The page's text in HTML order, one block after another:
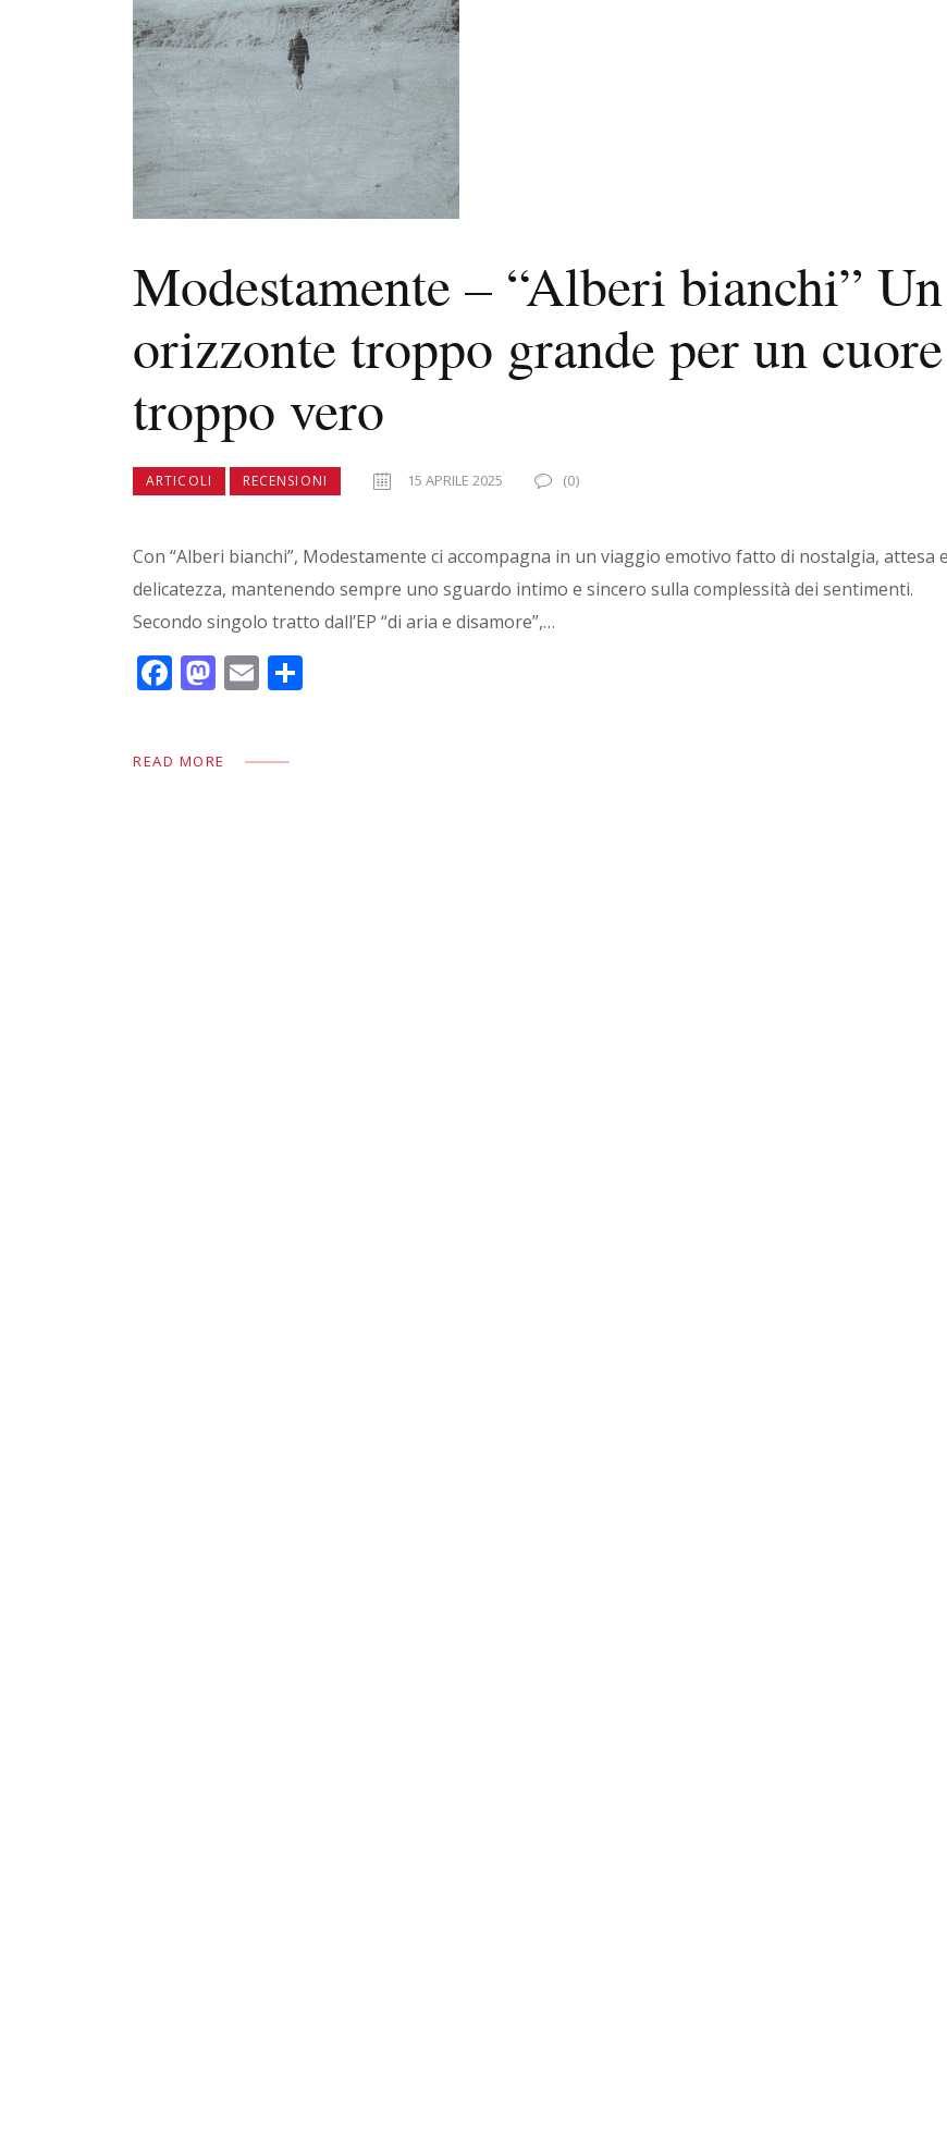
Modestamente – “Alberi bianchi” Un
orizzonte troppo grande per un cuore
troppo vero
ARTICOLI RECENSIONI 15 APRILE 2025 (0)
Con “Alberi bianchi”, Modestamente ci accompagna in un viaggio emotivo fatto di nostalgia, attesa e
delicatezza, mantenendo sempre uno sguardo intimo e sincero sulla complessità dei sentimenti.
Secondo singolo tratto dall’EP “di aria e disamore”,…
F
b
M
d
E
l
READ MORE